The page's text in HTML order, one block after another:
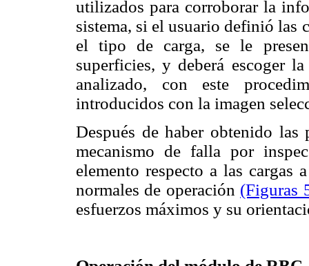
utilizados para corroborar la
sistema, si el usuario definió las
el tipo de carga, se le
superficies, y deberá escoger
analizado, con este
introducidos con la imagen
Después de haber obtenido las
mecanismo de falla por
elemento respecto a las cargas
normales de operación (Figuras
esfuerzos máximos y su